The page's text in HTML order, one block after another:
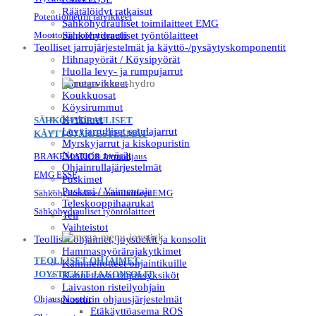
Räätälöidyt ratkaisut
Sähköhydrauliset toimilaitteet EMG
Sähköhydrauliset työntölaitteet
Teolliset jarrujärjestelmät ja käyttö-/pysäytyskomponentit
Hihnapyörät / Köysipyörät
Huolla levy- ja rumpujarrut
Jarrutarvikkeet
Koukkuosat
Köysirummut
Kytkimet
Levyjarrulliset satulajarrut
Myrskyjarrut ja kiskopuristin
Nosturin pyörät
Ohjainrullajärjestelmät
Puskimet
Puskuri / Vaimentaja
Teleskooppihaarukat
Teli
Vaihteistot
Teolliset ohjaimet, joystickit ja konsolit
Hammaspyörärajakytkimet
Kämmenotteet ohjaintikuille
Kannettavat ohjausyksiköt
Laivaston risteilyohjain
Nosturin ohjausjärjestelmät
Etäkäyttöasema ROS
Potentiometrin tarvikkeet
Moottorin potentiometri
SÄHKÖHYDRAULISET
KÄYTTÖJÄRJESTELMÄT
BRAKEMATIC® Jarruohjaus
EMG ESSE
Sähköhydrauliset toimilaitteet EMG
Sähköhydrauliset työntölaitteet
TEOLLISET OHJAIMET,
JOYSTICKIT JA KONSOLIT
Ohjauspaneelit